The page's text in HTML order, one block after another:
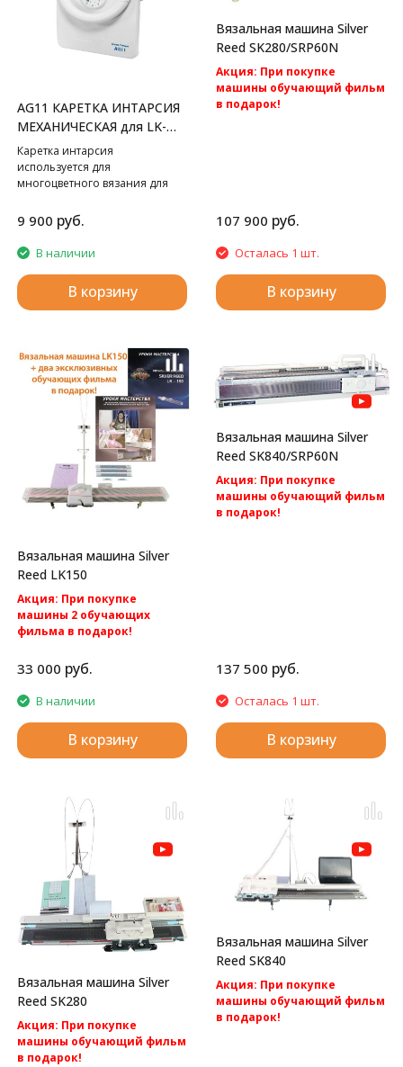
AG11 КАРЕТКА ИНТАРСИЯ
МЕХАНИЧЕСКАЯ для LK-
150
Каретка интарсия
используется для
многоцветного вязания для
9 900 руб.
В наличии
В корзину
Вязальная машина Silver
Reed SK280/SRP60N
Акция: При покупке
машины обучающий фильм
в подарок!
107 900 руб.
Осталась 1 шт.
В корзину
Вязальная машина Silver
Reed LK150
Акция: При покупке
машины 2 обучающих
фильма в подарок!
доставка по России.
Silver Reed LK150
Однофонтурная вязальная
машина 4 класса.
33 000 руб.
В наличии
В корзину
Вязальная машина Silver
Reed SK840/SRP60N
Акция: При покупке
машины обучающий фильм
в подарок!
137 500 руб.
Осталась 1 шт.
В корзину
Вязальная машина Silver
Reed SK280
Акция: При покупке
машины обучающий фильм
в подарок!
Вязальная машина Silver
Reed SK840
Акция: При покупке
машины обучающий фильм
в подарок!